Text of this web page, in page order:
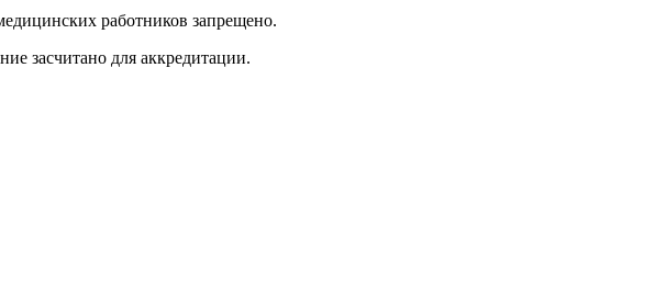
работников запрещено.
засчитано для аккредитации.